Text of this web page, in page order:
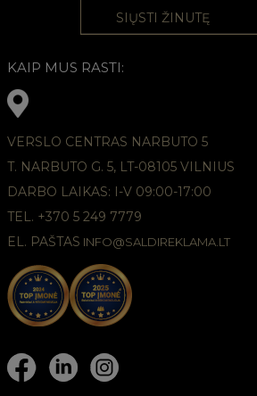
KAIP MUS RASTI:
VERSLO CENTRAS NARBUTO 5
T. NARBUTO G. 5, LT-08105 VILNIUS
DARBO LAIKAS: I-V 09:00-17:00
TEL. +370 5 249 7779
EL. PAŠTAS INFO@SALDIREKLAMA.LT